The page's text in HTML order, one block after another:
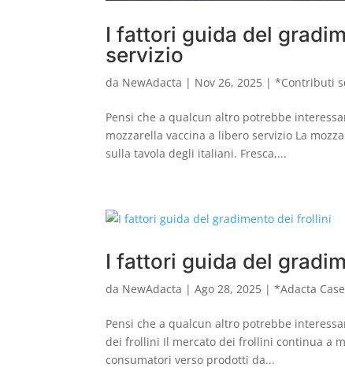
I fattori guida del
servizio
da NewAdacta | Nov 26, 2025 |*Contributi
Pensi che a qualcun altro potrebbe
mozzarella vaccina a libero servizio La
sulla tavola degli italiani. Fresca,...
I fattori guida del
da NewAdacta |Ago 28, 2025 |*Adacta
Pensi che a qualcun altro potrebbe
dei frollini Il mercato dei frollini continua a
consumatori verso prodotti da...